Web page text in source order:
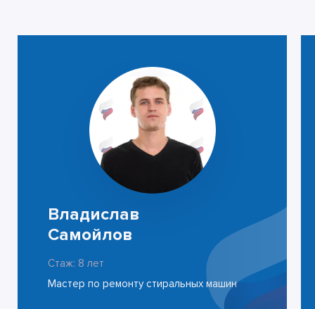
Владислав
Самойлов
Стаж: 8 лет
Мастер по ремонту стиральных машин